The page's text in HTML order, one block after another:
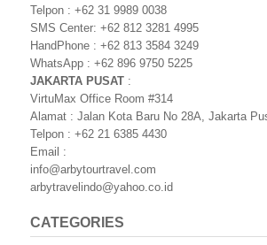
Telpon : +62 31 9989 0038
SMS Center: +62 812 3281 4995
HandPhone : +62 813 3584 3249
WhatsApp : +62 896 9750 5225
JAKARTA PUSAT :
VirtuMax Office Room #314
Alamat : Jalan Kota Baru No 28A, Jakarta
Telpon : +62 21 6385 4430
Email :
info@arbytourtravel.com
arbytravelindo@yahoo.co.id
CATEGORIES